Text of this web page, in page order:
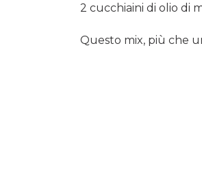
2 cucchiaini di olio di
Questo mix, più che